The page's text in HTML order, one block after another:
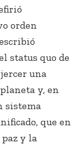
orden
status quo de
una
y, en
sistema
que en
y la